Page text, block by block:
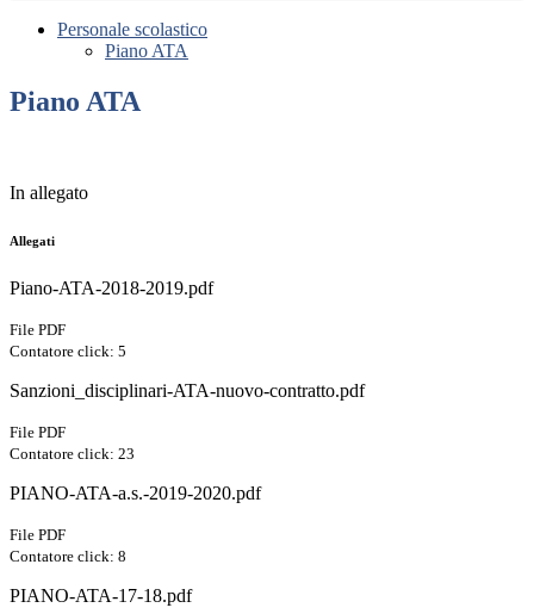
Personale scolastico
Piano ATA
Piano ATA
In allegato
Allegati
Piano-ATA-2018-2019.pdf
File PDF
Contatore click: 5
Sanzioni_disciplinari-ATA-nuovo-contratto.pdf
File PDF
Contatore click: 23
PIANO-ATA-a.s.-2019-2020.pdf
File PDF
Contatore click: 8
PIANO-ATA-17-18.pdf